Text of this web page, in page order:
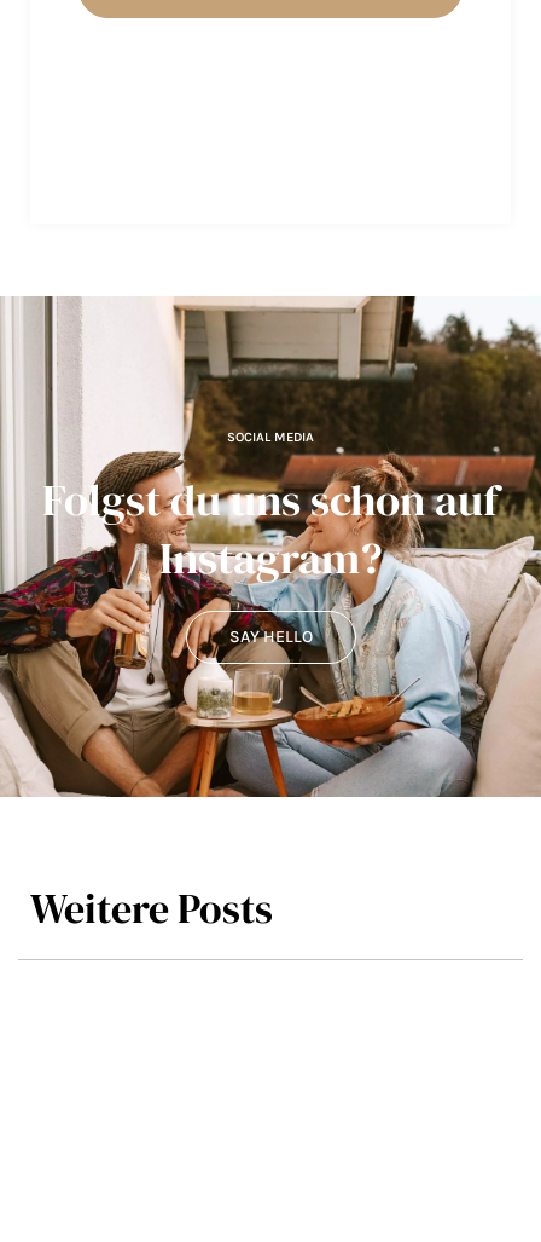
SOCIAL MEDIA
Folgst du uns schon auf
Instagram?
SAY HELLO
Weitere Posts